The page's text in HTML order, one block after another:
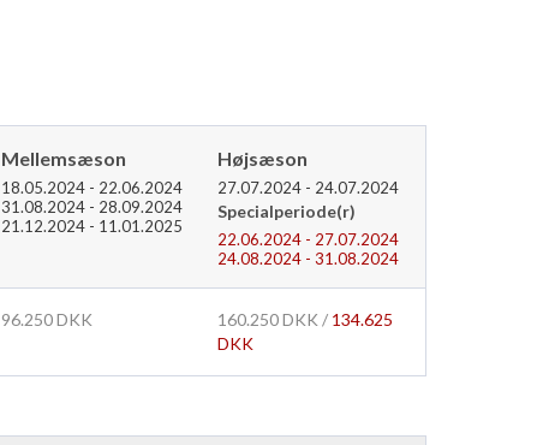
Mellemsæson
18.05.2024 - 22.06.2024
31.08.2024 - 28.09.2024
21.12.2024 - 11.01.2025
Højsæson
27.07.2024 - 24.07.2024
Specialperiode(r)
22.06.2024 - 27.07.2024
24.08.2024 - 31.08.2024
96.250 DKK 160.250 DKK / 134.625
DKK